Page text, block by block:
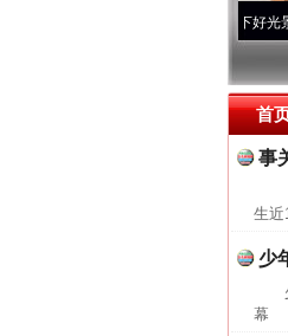
心使命 奋进复兴征程丨宝塔山下好光景..·[视
首
事
生
少
幕